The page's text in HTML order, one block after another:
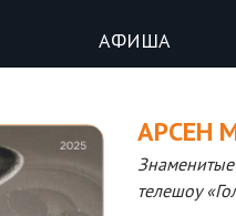
АФИША
АРСЕН
телешоу